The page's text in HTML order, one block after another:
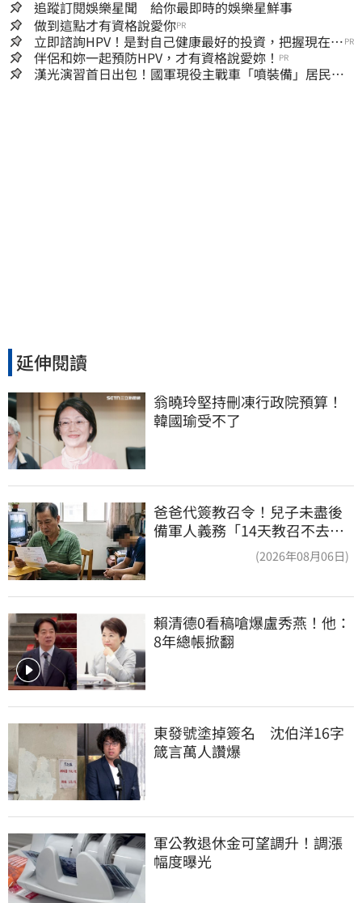
追蹤訂閱娛樂星聞 給你最即時的娛樂星鮮事
做到這點才有資格說愛你PR
立即諮詢HPV！是對自己健康最好的投資，把握現在不
嫌晚！
PR
伴侶和妳一起預防HPV，才有資格說愛妳！ PR
漢光演習首日出包！國軍現役主戰車「噴裝備」居民撿
延伸閱讀
翁曉玲堅持刪凍行政院預算！
韓國瑜受不了
爸爸代簽教召令！兒子未盡後
備軍人義務「14天教召不去」
(2026年08月06日)
賴清德0看稿嗆爆盧秀燕！他：
8年總帳掀翻
東發號塗掉簽名　沈伯洋16字
箴言萬人讚爆
軍公教退休金可望調升！調漲
幅度曝光